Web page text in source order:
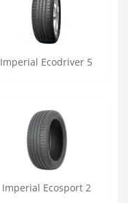
Imperial Ecodriver 5
Imperial Ecosport 2